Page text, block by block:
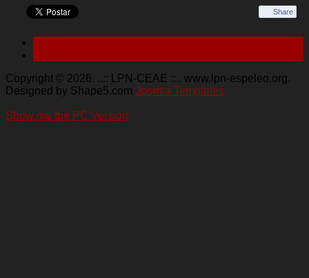
Share
Copyright © 2026. ..:: LPN-CEAE ::.. www.lpn-espeleo.org.
Designed by Shape5.com Joomla Templates
Show me the PC Version